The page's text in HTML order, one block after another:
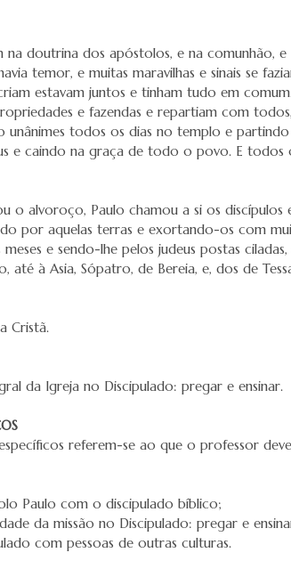
na doutrina dos apóstolos, e na comunhão,
temor, e muitas maravilhas e sinais se
estavam juntos e tinham tudo em
e fazendas e repartiam com
unânimes todos os dias no templo e
e caindo na graça de todo o povo. E todos
o alvoroço, Paulo chamou a si os
por aquelas terras e exortando-os com
e sendo-lhe pelos judeus postas
à Asia, Sópatro, de Bereia, e, dos de
Cristã.
da Igreja no Discipulado: pregar e ensinar.
referem-se ao que o professor
Paulo com o discipulado bíblico;
da missão no Discipulado: pregar e
com pessoas de outras culturas.